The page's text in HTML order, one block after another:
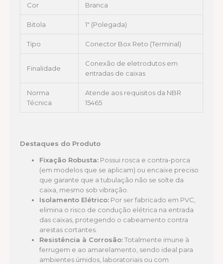
Cor Branca
Bitola 1″ (Polegada)
Tipo Conector Box Reto (Terminal)
Finalidade
Conexão de eletrodutos em
entradas de caixas
Norma
Técnica
Atende aos requisitos da NBR
15465
Destaques do Produto
Fixação Robusta: Possui rosca e contra-porca
(em modelos que se aplicam) ou encaixe preciso
que garante que a tubulação não se solte da
caixa, mesmo sob vibração.
Isolamento Elétrico: Por ser fabricado em PVC,
elimina o risco de condução elétrica na entrada
das caixas, protegendo o cabeamento contra
arestas cortantes.
Resistência à Corrosão:Totalmente imune à
ferrugem e ao amarelamento, sendo ideal para
ambientes úmidos, laboratoriais ou com